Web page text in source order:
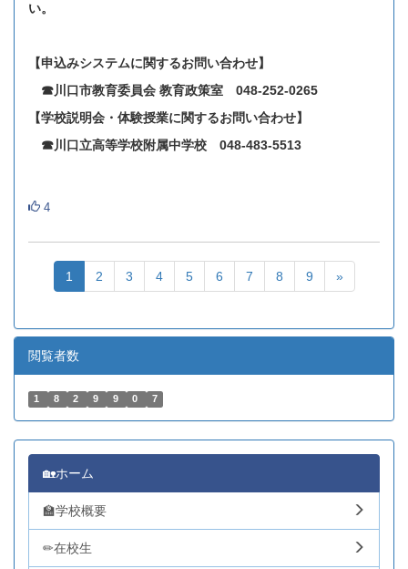
い。
【申込みシステムに関するお問い合わせ】
☎川口市教育委員会 教育政策室 048‐252‐0265
【学校説明会・体験授業に関するお問い合わせ】
☎川口立高等学校附属中学校 048‐483‐5513
4
1 2 3 4 5 6 7 8 9 »
閲覧者数
1 8 2 9 9 0 7
🏡ホーム
🏫学校概要
✏在校生